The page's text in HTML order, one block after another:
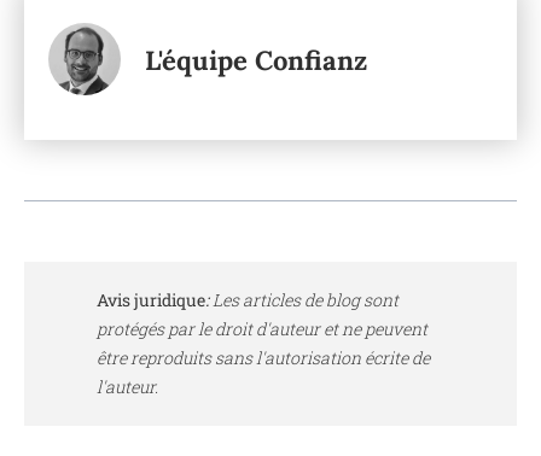
L'équipe Confianz
Avis juridique:Les articles de blog sont
protégés par le droit d'auteur et ne peuvent
être reproduits sans l'autorisation écrite de
l'auteur.